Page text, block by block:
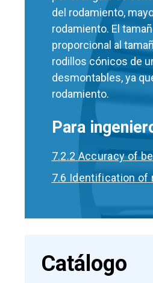
del rodamiento,
rodamiento. El
proporcional al
rodillos cónicos de
desmontables, ya
rodamiento.
Para
7.2.2 Accuracy of
7.6 Identification of
Catálogo